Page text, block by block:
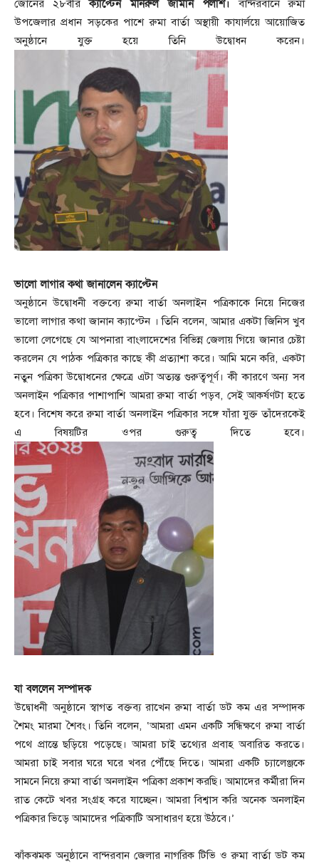
জোনের ২৮বীরক্যাপ্টেন মনিরুল জামান পলাশ। বান্দরবানে রুমা
উপজেলার প্রধান সড়কের পাশে রুমা বার্তা অস্থায়ী কাযার্লয়ে আয়োজিত
অনুষ্ঠানে যুক্ত হয়ে তিনি উদ্বোধন করেন।
ভালো লাগার কথা জানালেন ক্যাপ্টেন
অনুষ্ঠানে উদ্বোধনী বক্তব্যে রুমা বার্তা অনলাইন পত্রিকাকে নিয়ে নিজের
ভালো লাগার কথা জানান ক্যাপ্টেন । তিনি বলেন, আমার একটা জিনিস খুব
ভালো লেগেছে যে আপনারা বাংলাদেশের বিভিন্ন জেলায় গিয়ে জানার চেষ্টা
করলেন যে পাঠক পত্রিকার কাছে কী প্রত্যাশা করে। আমি মনে করি, একটা
নতুন পত্রিকা উদ্বোধনের ক্ষেত্রে এটা অত্যন্ত গুরুত্বপূর্ণ। কী কারণে অন্য সব
অনলাইন পত্রিকার পাশাপাশি আমরা রুমা বার্তা পড়ব, সেই আকর্ষণটা হতে
হবে। বিশেষ করে রুমা বার্তা অনলাইন পত্রিকার সঙ্গে যাঁরা যুক্ত তাঁদেরকেই
এ বিষয়টির ওপর গুরুত্ব দিতে হবে।
যা বললেন সম্পাদক
উদ্বোধনী অনুষ্ঠানে স্বাগত বক্তব্য রাখেন রুমা বার্তা ডট কম এর সম্পাদক
শৈমং মারমা শৈবং। তিনি বলেন, ‘আমরা এমন একটি সন্ধিক্ষণে রুমা বার্তা
পথে প্রান্তে ছড়িয়ে পড়েছে। আমরা চাই তথ্যের প্রবাহ অবারিত করতে।
আমরা চাই সবার ঘরে ঘরে খবর পৌঁছে দিতে। আমরা একটি চ্যালেঞ্জকে
সামনে নিয়ে রুমা বার্তা অনলাইন পত্রিকা প্রকাশ করছি। আমাদের কর্মীরা দিন
রাত কেটে খবর সংগ্রহ করে যাচ্ছেন। আমরা বিশ্বাস করি অনেক অনলাইন
পত্রিকার ভিড়ে আমাদের পত্রিকাটি অসাধারণ হয়ে উঠবে।’
ঝাঁকঝমক অনুষ্ঠানে বান্দরবান জেলার নাগরিক টিভি ও রুমা বার্তা ডট কম